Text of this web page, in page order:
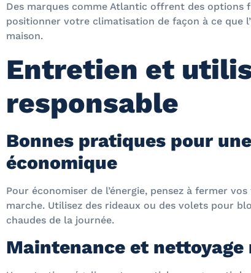
Des marques comme Atlantic offrent des options
positionner votre climatisation de façon à ce que
maison.
Entretien et
responsable
Bonnes pratiques pour
économique
Pour économiser de l’énergie, pensez à fermer
marche. Utilisez des rideaux ou des volets pour
chaudes de la journée.
Maintenance et nettoyage